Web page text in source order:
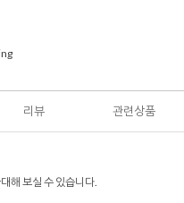
리뷰 관련상품
해 보실 수 있습니다.